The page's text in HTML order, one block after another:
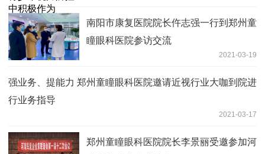
南阳市康复医院院长仵志强一行到郑州童
瞳眼科医院参访交流
2021-03-19
强业务、提能力 郑州童瞳眼科医院邀请近视行业大咖到院进
行业务指导
2021-03-17
郑州童瞳眼科医院院长李景丽受邀参加河